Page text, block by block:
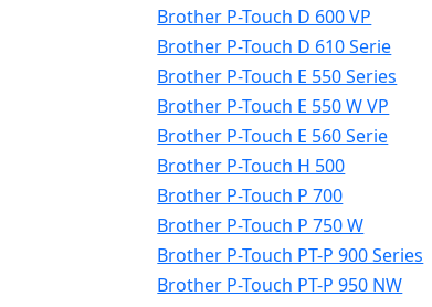
Brother P-Touch D 600 VP
Brother P-Touch D 610 Serie
Brother P-Touch E 550 Series
Brother P-Touch E 550 W VP
Brother P-Touch E 560 Serie
Brother P-Touch H 500
Brother P-Touch P 700
Brother P-Touch P 750 W
Brother P-Touch PT-P 900 Series
Brother P-Touch PT-P 950 NW